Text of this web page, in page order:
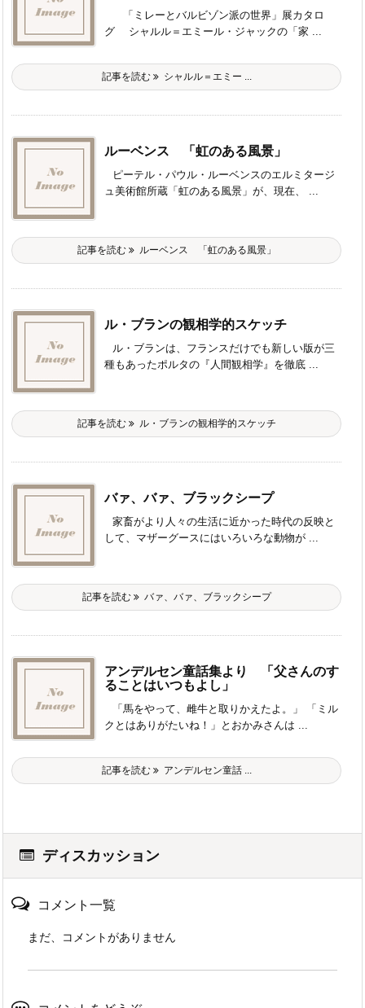
「ミレーとバルビゾン派の世界」展カタロ
グ シャルル＝エミール・ジャックの「家 ...
記事を読む シャルル＝エミー ...
ルーベンス 「虹のある風景」
ピーテル・パウル・ルーベンスのエルミタージ
ュ美術館所蔵「虹のある風景」が、現在、 ...
記事を読む ルーベンス 「虹のある風景」
ル・ブランの観相学的スケッチ
ル・ブランは、フランスだけでも新しい版が三
種もあったポルタの『人間観相学』を徹底 ...
記事を読む ル・ブランの観相学的スケッチ
バァ、バァ、ブラックシープ
家畜がより人々の生活に近かった時代の反映と
して、マザーグースにはいろいろな動物が ...
記事を読む バァ、バァ、ブラックシープ
アンデルセン童話集より 「父さんのす
ることはいつもよし」
「馬をやって、雌牛と取りかえたよ。」 「ミル
クとはありがたいね！」とおかみさんは ...
記事を読む アンデルセン童話 ...
ディスカッション
コメント一覧
まだ、コメントがありません